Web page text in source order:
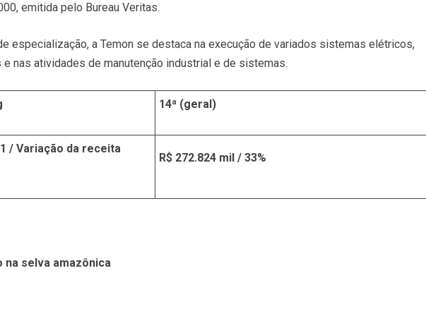
emitida pelo Bureau Veritas.
especialização, a Temon se destaca na execução de variados sistemas elétricos,
nas atividades de manutenção industrial e de sistemas.
14ª (geral)
/ Variação da receita
R$ 272.824 mil / 33%
na selva amazônica